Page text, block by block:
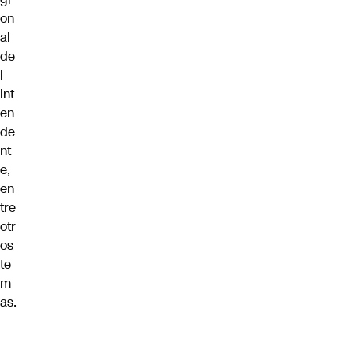
on
al
de
l
int
en
de
nt
e,
en
tre
otr
os
te
m
as.